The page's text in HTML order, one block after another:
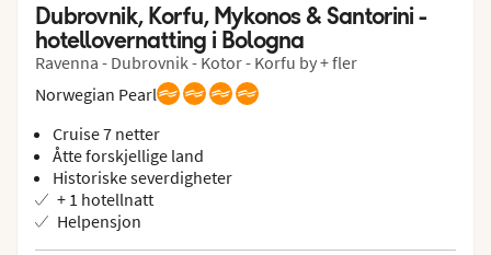
Dubrovnik, Korfu, Mykonos & Santorini -
hotellovernatting i Bologna
Ravenna - Dubrovnik - Kotor - Korfu by + fler
Norwegian Pearl
Cruise 7 netter
Åtte forskjellige land
Historiske severdigheter
+ 1 hotellnatt
Helpensjon